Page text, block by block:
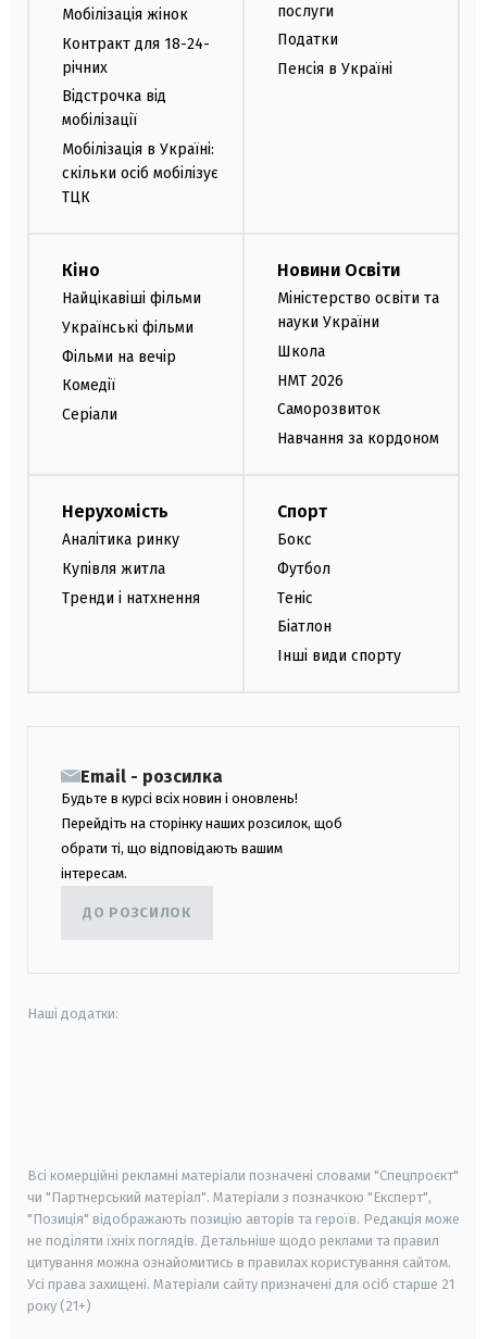
Мобілізація жінок
Контракт для 18-24-
річних
Відстрочка від
мобілізації
Мобілізація в Україні:
скільки осіб мобілізує
ТЦК
послуги
Податки
Пенсія в Україні
Кіно
Найцікавіші фільми
Українські фільми
Фільми на вечір
Комедії
Серіали
Новини Освіти
Міністерство освіти та
науки України
Школа
НМТ 2026
Саморозвиток
Навчання за кордоном
Нерухомість
Аналітика ринку
Купівля житла
Тренди і натхнення
Спорт
Бокс
Футбол
Теніс
Біатлон
Інші види спорту
Email - розсилка
Будьте в курсі всіх новин і оновлень!
Перейдіть на сторінку наших розсилок, щоб
обрати ті, що відповідають вашим
інтересам.
ДО РОЗСИЛОК
Наші додатки:
Всі комерційні рекламні матеріали позначені словами "Спецпроєкт"
чи "Партнерський матеріал". Матеріали з позначкою "Експерт",
"Позиція" відображають позицію авторів та героїв. Редакція може
не поділяти їхніх поглядів. Детальніше щодо реклами та правил
цитування можна ознайомитись в правилах користування сайтом.
Усі права захищені. Матеріали сайту призначені для осіб старше 21
року (21+)